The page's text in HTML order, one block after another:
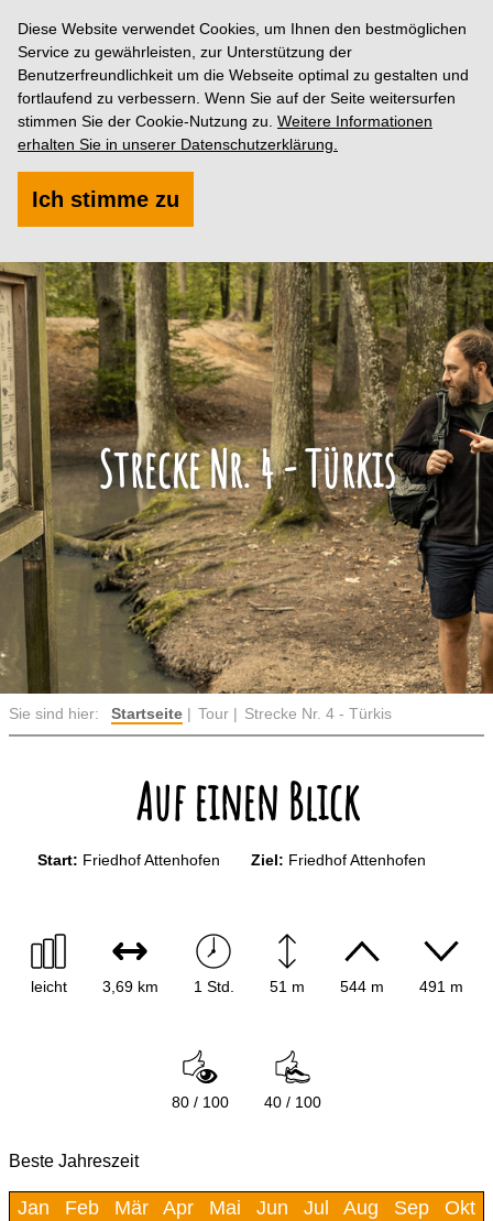
Diese Website verwendet Cookies, um Ihnen den bestmöglichen
Service zu gewährleisten, zur Unterstützung der
Benutzerfreundlichkeit um die Webseite optimal zu gestalten und
fortlaufend zu verbessern. Wenn Sie auf der Seite weitersurfen
stimmen Sie der Cookie-Nutzung zu. Weitere Informationen
erhalten Sie in unserer Datenschutzerklärung.
Ich stimme zu
Strecke Nr. 4 - Türkis
Sie sind hier: Startseite Tour Strecke Nr. 4 - Türkis
Auf einen Blick
Start: Friedhof Attenhofen Ziel: Friedhof Attenhofen
leicht 3,69 km 1 Std. 51 m 544 m 491 m
80 / 100 40 / 100
Beste Jahreszeit
Jan Feb Mär Apr Mai Jun Jul Aug Sep
Okt